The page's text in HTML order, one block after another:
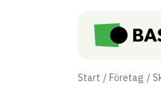
Start Företag